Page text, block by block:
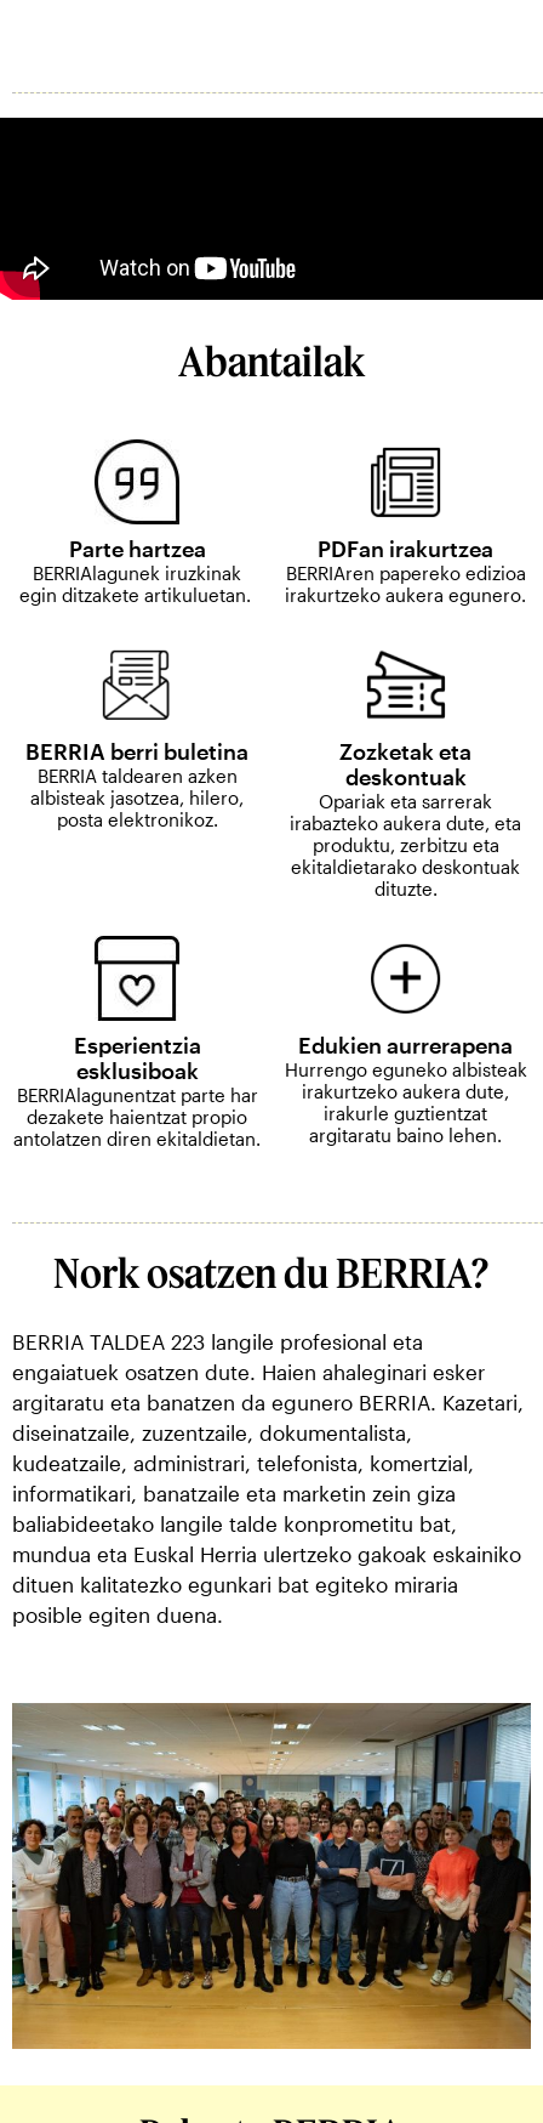
Abantailak
Parte hartzea
BERRIAlagunek iruzkinak
egin ditzakete artikuluetan.
PDFan irakurtzea
BERRIAren papereko edizioa
irakurtzeko aukera egunero.
BERRIA berri buletina
BERRIA taldearen azken
albisteak jasotzea, hilero,
posta elektronikoz.
Zozketak eta
deskontuak
Opariak eta sarrerak
irabazteko aukera dute, eta
produktu, zerbitzu eta
ekitaldietarako deskontuak
dituzte.
Esperientzia
esklusiboak
BERRIAlagunentzat parte har
dezakete haientzat propio
antolatzen diren ekitaldietan.
Edukien aurrerapena
Hurrengo eguneko albisteak
irakurtzeko aukera dute,
irakurle guztientzat
argitaratu baino lehen.
Nork osatzen du BERRIA?
BERRIA TALDEA 223 langile profesional eta
engaiatuek osatzen dute. Haien ahaleginari esker
argitaratu eta banatzen da egunero BERRIA. Kazetari,
diseinatzaile, zuzentzaile, dokumentalista,
kudeatzaile, administrari, telefonista, komertzial,
informatikari, banatzaile eta marketin zein giza
baliabideetako langile talde konprometitu bat,
mundua eta Euskal Herria ulertzeko gakoak eskainiko
dituen kalitatezko egunkari bat egiteko miraria
posible egiten duena.